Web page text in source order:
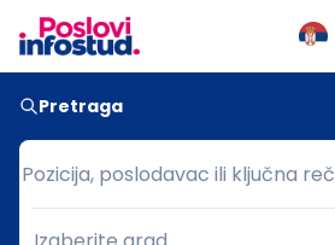
Pretraga
Pozicija, poslodavac ili ključna reč
Pozicija, poslodavac ili ključna reč